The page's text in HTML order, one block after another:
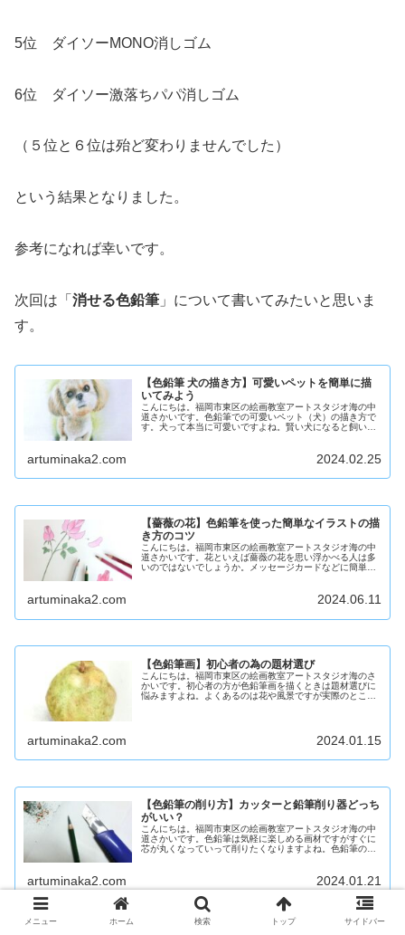
5位 ダイソーMONO消しゴム
6位 ダイソー激落ちパパ消しゴム
（５位と６位は殆ど変わりませんでした）
という結果となりました。
参考になれば幸いです。
次回は「 消せる色鉛筆 」について書いてみたいと思いま
す。
【色鉛筆 犬の描き方】可愛いペットを簡単に描
いてみよう
こんにちは。福岡市東区の絵画教室アートスタジオ海の中
道さかいです。色鉛筆での可愛いペット（犬）の描き方で
す。犬って本当に可愛いですよね。賢い犬になると飼い主
artuminaka2.com 2024.02.25
【薔薇の花】色鉛筆を使った簡単なイラストの描
き方のコツ
こんにちは。福岡市東区の絵画教室アートスタジオ海の中
道さかいです。花といえば薔薇の花を思い浮かべる人は多
いのではないでしょうか。メッセージカードなどに簡単に
artuminaka2.com 2024.06.11
【色鉛筆画】初心者の為の題材選び
こんにちは。福岡市東区の絵画教室アートスタジオ海のさ
かいです。初心者の方が色鉛筆画を描くときは題材選びに
悩みますよね。よくあるのは花や風景ですが実際のところ
artuminaka2.com 2024.01.15
【色鉛筆の削り方】カッターと鉛筆削り器どっち
がいい？
こんにちは。福岡市東区の絵画教室アートスタジオ海の中
道さかいです。色鉛筆は気軽に楽しめる画材ですがすぐに
芯が丸くなっていって削りたくなりますよね。色鉛筆の削
artuminaka2.com 2024.01.21
メニュー ホーム 検索 トップ サイドバー